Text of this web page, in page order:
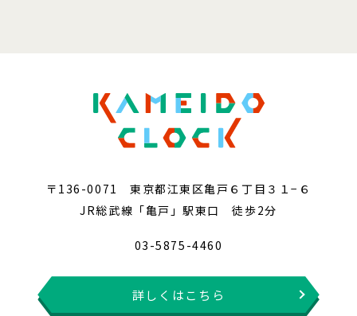
〒136-0071 東京都江東区亀戸６丁目３１−６
JR総武線「亀戸」駅東口 徒歩2分
03-5875-4460
詳しくはこちら